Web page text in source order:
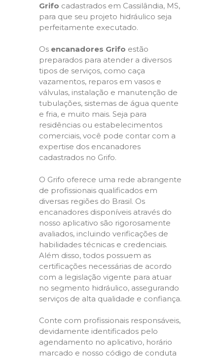
Grifo cadastrados em Cassilândia, MS,
para que seu projeto hidráulico seja
perfeitamente executado.
Os encanadores Grifo estão
preparados para atender a diversos
tipos de serviços, como caça
vazamentos, reparos em vasos e
válvulas, instalação e manutenção de
tubulações, sistemas de água quente
e fria, e muito mais. Seja para
residências ou estabelecimentos
comerciais, você pode contar com a
expertise dos encanadores
cadastrados no Grifo.
O Grifo oferece uma rede abrangente
de profissionais qualificados em
diversas regiões do Brasil. Os
encanadores disponíveis através do
nosso aplicativo são rigorosamente
avaliados, incluindo verificações de
habilidades técnicas e credenciais.
Além disso, todos possuem as
certificações necessárias de acordo
com a legislação vigente para atuar
no segmento hidráulico, assegurando
serviços de alta qualidade e confiança.
Conte com profissionais responsáveis,
devidamente identificados pelo
agendamento no aplicativo, horário
marcado e nosso código de conduta